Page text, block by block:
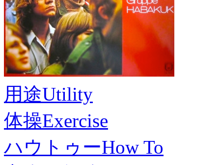
用途Utility
体操Exercise
ハウトゥーHow To